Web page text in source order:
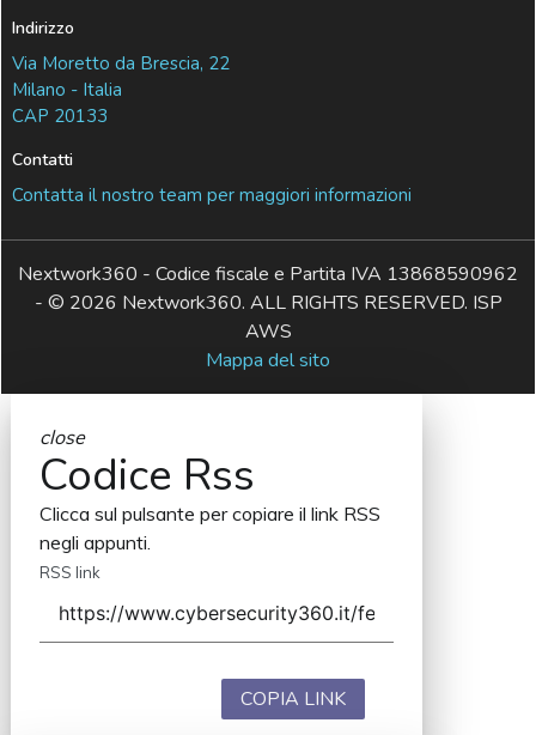
Indirizzo
Via Moretto da Brescia, 22
Milano - Italia
CAP 20133
Contatti
Contatta il nostro team per maggiori informazioni
Nextwork360 - Codice fiscale e Partita IVA 13868590962
- © 2026 Nextwork360. ALL RIGHTS RESERVED. ISP
AWS
Mappa del sito
close
Codice Rss
Clicca sul pulsante per copiare il link RSS
negli appunti.
RSS link
COPIA LINK